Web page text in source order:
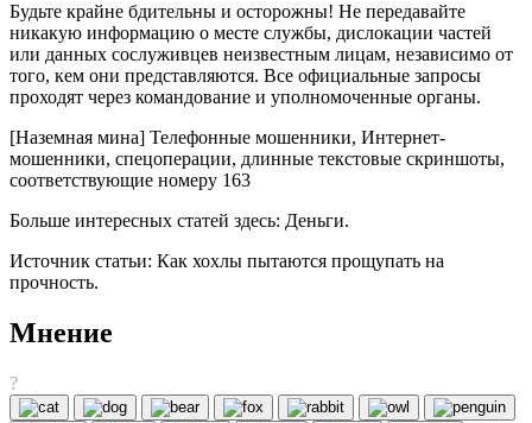
Будьте крайне бдительны и осторожны! Не передавайте
никакую информацию о месте службы, дислокации частей
или данных сослуживцев неизвестным лицам, независимо от
того, кем они представляются. Все официальные запросы
проходят через командование и уполномоченные органы.
[Наземная мина] Телефонные мошенники, Интернет-
мошенники, спецоперации, длинные текстовые скриншоты,
соответствующие номеру 163
Больше интересных статей здесь: Деньги.
Источник статьи: Как хохлы пытаются прощупать на
прочность.
Мнение
?